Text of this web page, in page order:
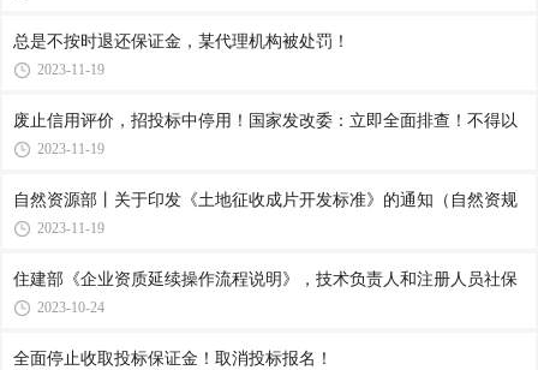
总是不按时退还保证金，某代理机构被处罚！
2023-11-19
废止信用评价，招投标中停用！国家发改委：立即全面排查！不得以
2023-11-19
自然资源部丨关于印发《土地征收成片开发标准》的通知（自然资规
2023-11-19
住建部《企业资质延续操作流程说明》，技术负责人和注册人员社保
2023-10-24
全面停止收取投标保证金！取消投标报名！